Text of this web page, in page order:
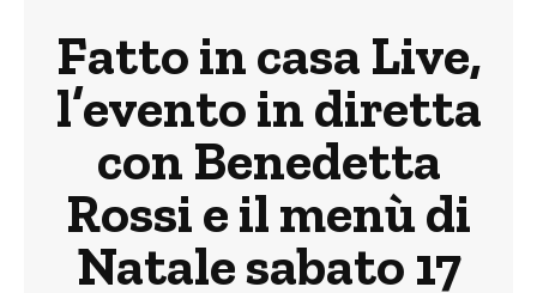
Fatto in casa Live,
l’evento in diretta
con Benedetta
Rossi e il menù di
Natale sabato 17